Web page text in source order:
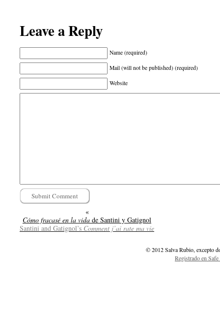
Leave a Reply
Name (required)
Mail (will not be published) (required)
Website
«
Cómo fracasé en la vida de Santini y Gatignol
Santini and Gatignol’s Comment j’ai rate ma vie
© 2012 Salva Rubio, excepto
Registrado en